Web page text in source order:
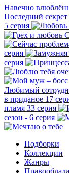
Навечно
Последний секрет
5 серия
серия
серия
Любимый
в приданое 17
пламя 33 серия
сезон - 6 серия
Подборки
Коллекции
Жанры